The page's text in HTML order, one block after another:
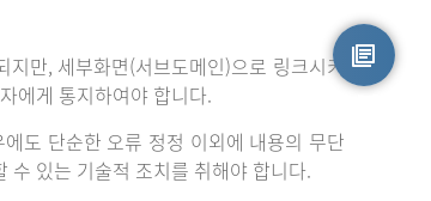
만, 세부화면(서브도메인)으로 링크시키
에게 통지하여야 합니다.
도 단순한 오류 정정 이외에 내용의 무단
수 있는 기술적 조치를 취해야 합니다.